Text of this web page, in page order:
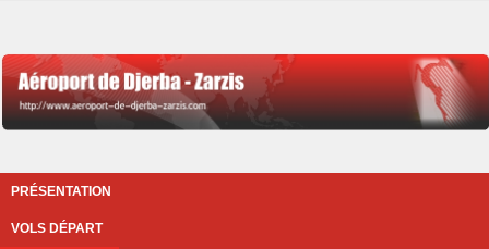
PRÉSENTATION
VOLS DÉPART